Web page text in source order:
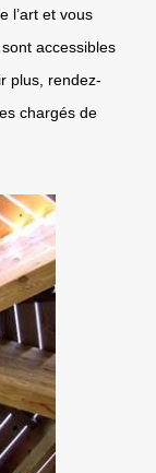
l’art et vous
accessibles
plus, rendez-
chargés de